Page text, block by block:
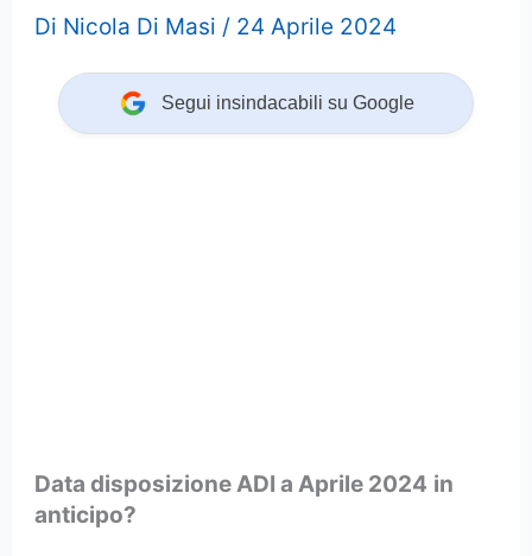
Di Nicola Di Masi / 24 Aprile 2024
Segui insindacabili su Google
Data disposizione ADI a Aprile 2024 in
anticipo?